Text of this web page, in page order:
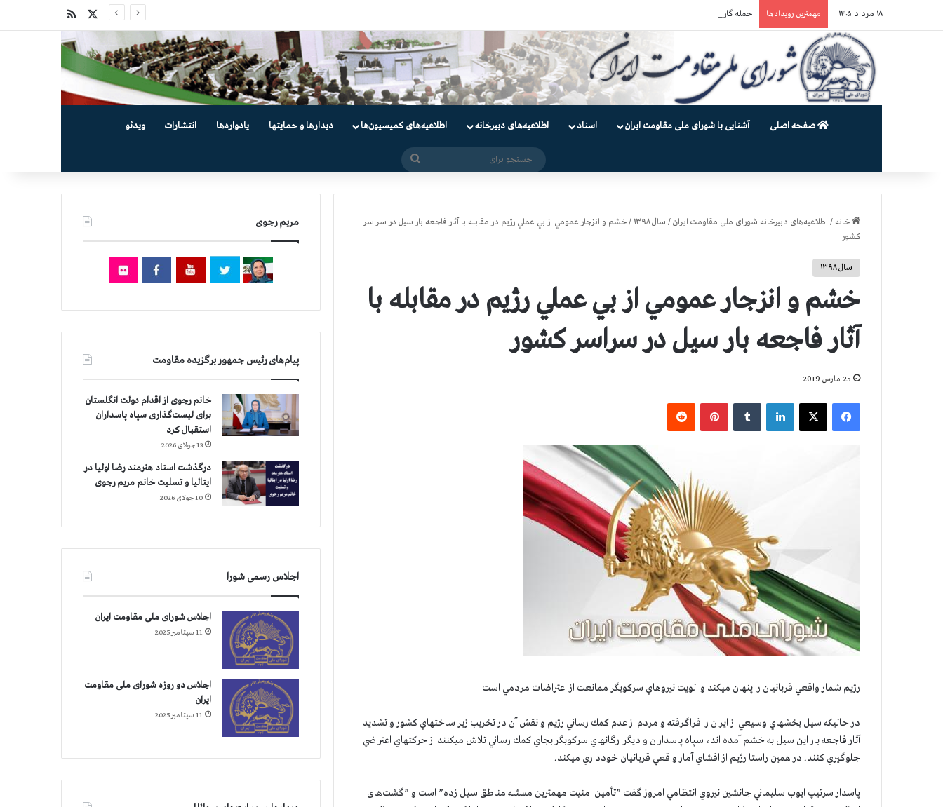
۱۸ مرداد ۱۴۰۵ مهمترین رویدادها حمله گارد زندان به سالنهای ۳ و ۴ بند ۷ اوین و اعمال فشار بر زندانیان سیاسی در شهرهای مختلف
صفحه اصلی آشنایی با شورای ملی مقاومت ایران اسناد اطلاعیه‌های دبیرخانه اطلاعیه‌های کمیسیون‌‌ها دیدارها و حمایتها یادواره‌ها انتشارات ویدئو
خانه / اطلاعیه‌های دبیرخانه شورای ملی مقاومت ایران/ سال ۱۳۹۸ /خشم و انزجار عمومي از بي عملي رژيم در مقابله با آثار فاجعه بار سيل در سراسر
كشور
سال ۱۳۹۸
خشم و انزجار عمومي از بي عملي رژيم در مقابله با
آثار فاجعه بار سيل در سراسر كشور
25 مارس 2019
فیس بوک X ‫پین‌ترست
رژيم شمار واقعي قربانيان را پنهان ميكند و الويت نيروهاي سركوبگر ممانعت از اعتراضات مردمي است
در حاليكه سيل بخشهاي وسيعي از ايران را فراگرفته و مردم از عدم كمك رساني رژيم و نقش آن در تخريب زير ساختهاي كشور و تشديد
آثار فاجعه بار اين سيل به خشم آمده اند، سپاه پاسداران و ديگر ارگانهاي سركوبگر بجاي كمك رساني تلاش ميكنند از حركتهاي اعتراضي
جلوگيري كنند. در همين راستا رژيم از افشاي آمار واقعي قربانيان خودداري ميكند.
پاسدار سرتيپ ايوب سليماني جانشين نيروي انتظامي امروز گفت ”تأمین امنیت مهمترین مسئله مناطق سیل زده” است و ”گشت‌های
مریم رجوی
پیام‌های رئیس جمهور برگزیده مقاومت
خانم رجوی از اقدام دولت انگلستان
برای لیست‌گذاری سپاه پاسداران
استقبال کرد
13 جولای 2026
درگذشت استاد هنرمند رضا اولیا در
ایتالیا و تسلیت خانم مریم رجوی
10 جولای 2026
اجلاس رسمی شورا
اجلاس شورای ملی مقاومت ایران
11 سپتامبر 2025
اجلاس دو روزه شورای ملی مقاومت
ایران
11 سپتامبر 2025